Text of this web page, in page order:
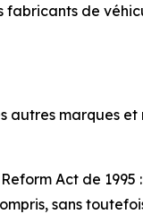
de
autres marques
Act de 1995
sans